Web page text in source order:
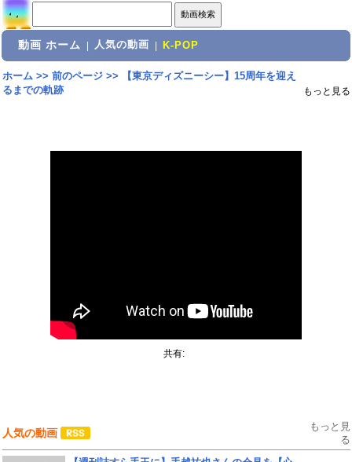
動画 ホーム 人気の動画 K-POP
ホーム>> 前のページ>>
【東京ディズニーシー】15周年を迎え
るまでの軌跡
もっと見る
共有:
人気の動画
もっと見
る